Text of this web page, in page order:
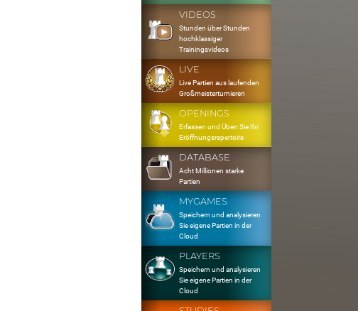
VIDEOS
Stunden über Stunden
hochklassiger
Trainingsvideos
LIVE
Live Partien aus laufenden
Großmeisterturnieren
OPENINGS
Erfassen und Üben Sie Ihr
Eröffnungsrepertoire
DATABASE
Acht Millionen starke
Partien
MYGAMES
Speichern und analysieren
Sie eigene Partien in der
Cloud
PLAYERS
Speichern und analysieren
Sie eigene Partien in der
Cloud